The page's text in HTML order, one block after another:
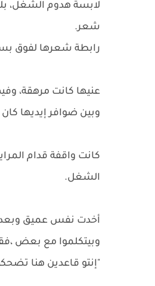
لابسة هدوم الشغل،
شعر.
رابطة شعرها لفوق
عنيها كانت مرهقة،
وبين ضوافر إيديها
كانت واقفة قدام
الشغل.
أخدت نفس عميق
وبيتكلموا مع بعض
"إنتو قاعدين هنا